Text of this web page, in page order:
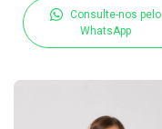
Consulte-nos pelo
WhatsApp